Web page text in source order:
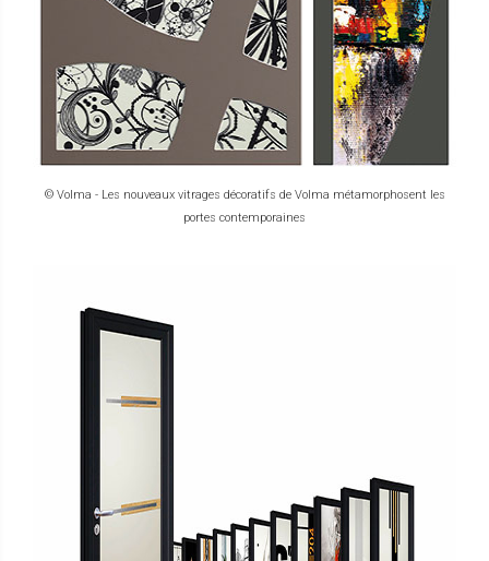
© Volma - Les nouveaux vitrages décoratifs de Volma métamorphosent les
portes contemporaines